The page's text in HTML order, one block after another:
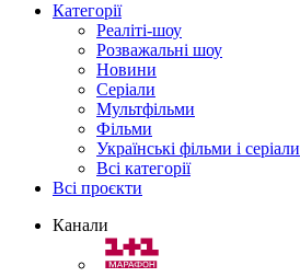
Категорії
Реаліті-шоу
Розважальні шоу
Новини
Серіали
Мультфільми
Фільми
Українські фільми і серіали
Всі категорії
Всі проєкти
Канали